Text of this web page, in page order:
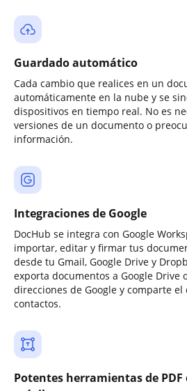
Guardado automático
Cada cambio que realices en un
automáticamente en la nube y se
dispositivos en tiempo real. No es
versiones de un documento o
información.
Integraciones de Google
DocHub se integra con Google
importar, editar y firmar tus
desde tu Gmail, Google Drive y
exporta documentos a Google
direcciones de Google y comparte
contactos.
Potentes herramientas de